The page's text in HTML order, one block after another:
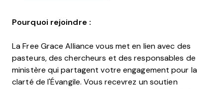
Pourquoi rejoindre :
La Free Grace Alliance vous met en lien avec des
pasteurs, des chercheurs et des responsables de
ministère qui partagent votre engagement pour la
clarté de l'Évangile. Vous recevrez un soutien